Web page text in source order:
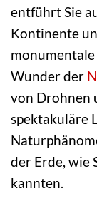
entführt Sie
Kontinente
Wunder der
von Drohnen
spektakuläre
der Erde, wie
kannten.